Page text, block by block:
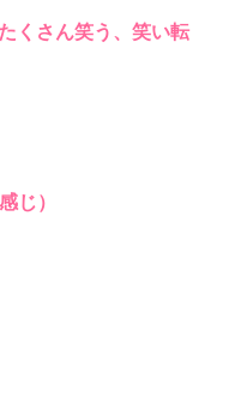
くさん笑う、笑い転
じ）